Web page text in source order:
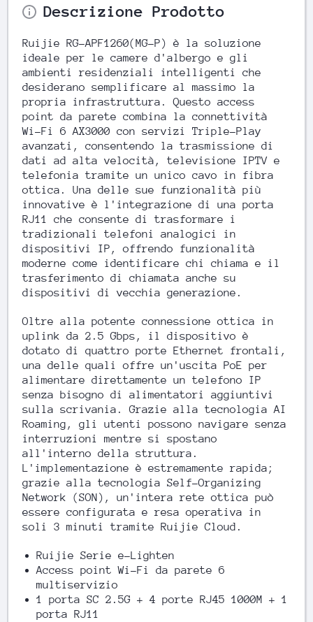
Descrizione Prodotto
Ruijie RG-APF1260(MG-P) è la soluzione
ideale per le camere d'albergo e gli
ambienti residenziali intelligenti che
desiderano semplificare al massimo la
propria infrastruttura. Questo access
point da parete combina la connettività
Wi-Fi 6 AX3000 con servizi Triple-Play
avanzati, consentendo la trasmissione di
dati ad alta velocità, televisione IPTV e
telefonia tramite un unico cavo in fibra
ottica. Una delle sue funzionalità più
innovative è l'integrazione di una porta
RJ11 che consente di trasformare i
tradizionali telefoni analogici in
dispositivi IP, offrendo funzionalità
moderne come identificare chi chiama e il
trasferimento di chiamata anche su
dispositivi di vecchia generazione.
Oltre alla potente connessione ottica in
uplink da 2.5 Gbps, il dispositivo è
dotato di quattro porte Ethernet frontali,
una delle quali offre un'uscita PoE per
alimentare direttamente un telefono IP
senza bisogno di alimentatori aggiuntivi
sulla scrivania. Grazie alla tecnologia AI
Roaming, gli utenti possono navigare senza
interruzioni mentre si spostano
all'interno della struttura.
L'implementazione è estremamente rapida;
grazie alla tecnologia Self-Organizing
Network (SON), un'intera rete ottica può
essere configurata e resa operativa in
soli 3 minuti tramite Ruijie Cloud.
Ruijie Serie e-Lighten
Access point Wi-Fi da parete 6
multiservizio
1 porta SC 2.5G + 4 porte RJ45 1000M + 1
porta RJ11